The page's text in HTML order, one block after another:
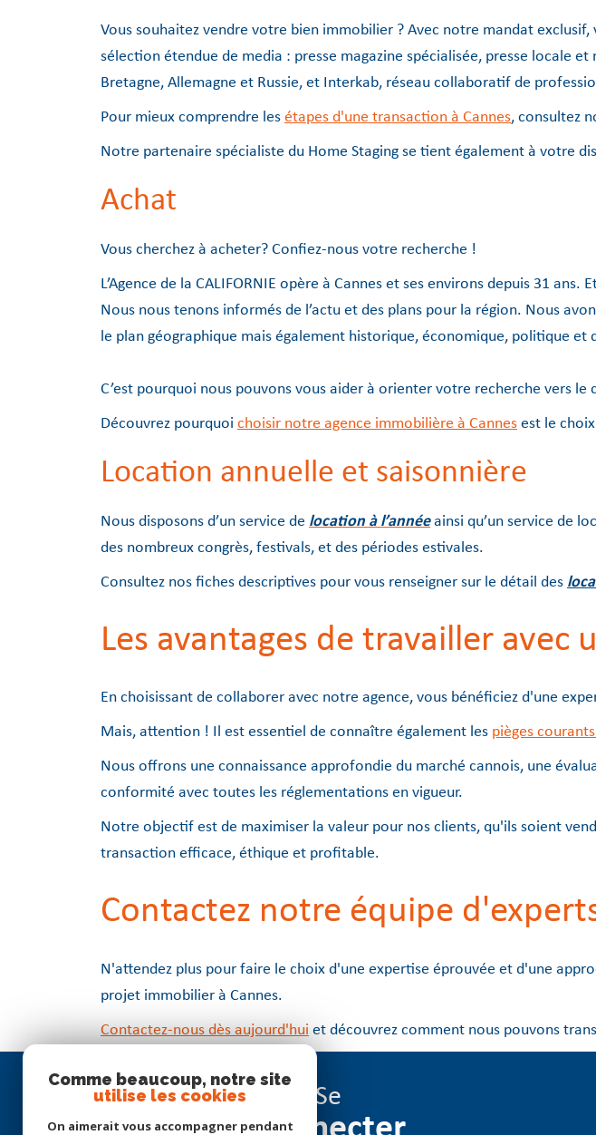
Vous souhaitez vendre votre bien immobilier ? Avec notre mandat
sélection étendue de media : presse magazine spécialisée, presse locale
Bretagne, Allemagne et Russie, et Interkab, réseau collaboratif de
Pour mieux comprendre les étapes d'une transaction à Cannes, consultez
Notre partenaire spécialiste du Home Staging se tient également à votre
Achat
Vous cherchez à acheter? Confiez-nous votre recherche !
L’Agence de la CALIFORNIE opère à Cannes et ses environs depuis 31
Nous nous tenons informés de l’actu et des plans pour la région. Nous
le plan géographique mais également historique, économique, politique et
C’est pourquoi nous pouvons vous aider à orienter votre recherche vers
Découvrez pourquoi choisir notre agence immobilière à Cannes est le
Location annuelle et saisonnière
Nous disposons d’un service de location à l’annéeainsi qu’un service de
des nombreux congrès, festivals, et des périodes estivales.
Consultez nos fiches descriptives pour vous renseigner sur le détail des
Les avantages de travailler avec
En choisissant de collaborer avec notre agence, vous bénéficiez d'une
Mais, attention ! Il est essentiel de connaître également les pièges
Nous offrons une connaissance approfondie du marché cannois, une
conformité avec toutes les réglementations en vigueur.
Notre objectif est de maximiser la valeur pour nos clients, qu'ils soient
transaction efficace, éthique et profitable.
Contactez notre équipe
N'attendez plus pour faire le choix d'une expertise éprouvée et d'une
projet immobilier à Cannes.
Contactez-nous dès aujourd'hui et découvrez comment nous pouvons
Se
Comme beaucoup, notre site
utilise les cookies
On aimerait vous accompagner pendant